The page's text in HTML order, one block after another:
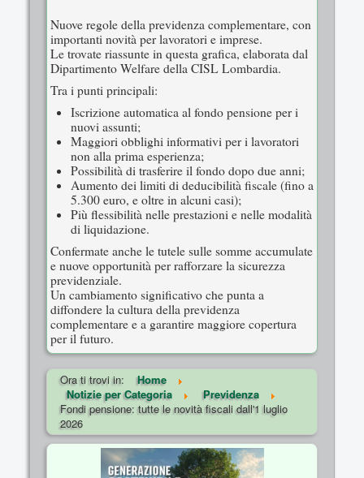
Nuove regole della previdenza complementare, con
importanti novità per lavoratori e imprese.
Le trovate riassunte in questa grafica, elaborata dal
Dipartimento Welfare della CISL Lombardia.
Tra i punti principali:
Iscrizione automatica al fondo pensione per i
nuovi assunti;
Maggiori obblighi informativi per i lavoratori
non alla prima esperienza;
Possibilità di trasferire il fondo dopo due anni;
Aumento dei limiti di deducibilità fiscale (fino a
5.300 euro, e oltre in alcuni casi);
Più flessibilità nelle prestazioni e nelle modalità
di liquidazione.
Confermate anche le tutele sulle somme accumulate
e nuove opportunità per rafforzare la sicurezza
previdenziale.
Un cambiamento significativo che punta a
diffondere la cultura della previdenza
complementare e a garantire maggiore copertura
per il futuro.
Ora ti trovi in:
Home
Notizie per Categoria
Previdenza
Fondi pensione: tutte le novità fiscali dall'1 luglio
2026